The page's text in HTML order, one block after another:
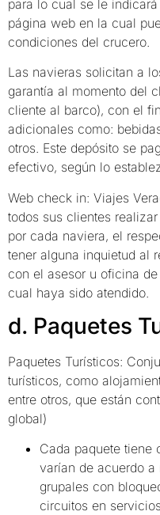
para lo cual se le
página web en la cual
condiciones del crucero.
Las navieras solicitan a
garantía al momento del
cliente al barco), con el
adicionales como:
otros. Este depósito se
efectivo, según lo
Web check in: Viajes
todos sus clientes
por cada naviera, el
tener alguna inquietud al
con el asesor u oficina
cual haya sido atendido.
d. Paquetes
Paquetes Turísticos:
turísticos, como
entre otros, que están
global)
Cada paquete tiene
varían de acuerdo a
grupales con
circuitos en